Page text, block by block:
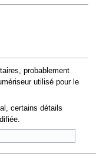
probablement
utilisé pour le
certains détails